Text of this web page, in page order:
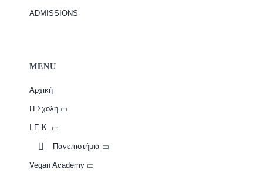
ADMISSIONS
MENU
Αρχική
Η Σχολή
Ι.Ε.Κ.
Πανεπιστήμια
Vegan Academy